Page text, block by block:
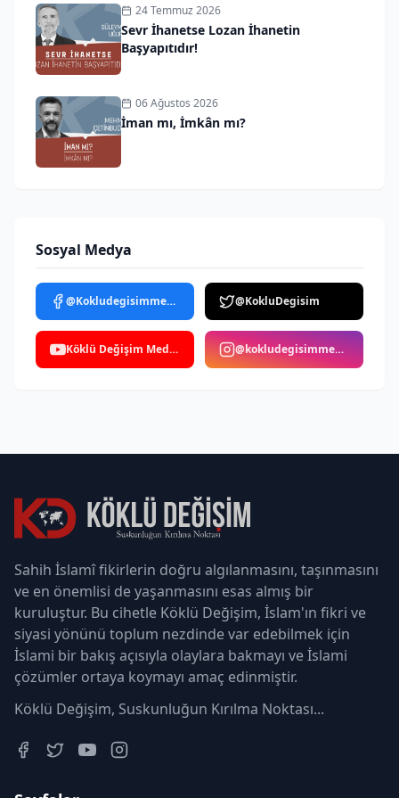
24 Temmuz 2026
Sevr İhanetse Lozan İhanetin
Başyapıtıdır!
06 Ağustos 2026
İman mı, İmkân mı?
Sosyal Medya
@Kokludegisimmedya @KokluDegisim
Köklü Değişim Medya @kokludegisimmedya
Sahih İslamî fikirlerin doğru algılanmasını, taşınmasını
ve en önemlisi de yaşanmasını esas almış bir
kuruluştur. Bu cihetle Köklü Değişim, İslam'ın fikri ve
siyasi yönünü toplum nezdinde var edebilmek için
İslami bir bakış açısıyla olaylara bakmayı ve İslami
çözümler ortaya koymayı amaç edinmiştir.
Köklü Değişim, Suskunluğun Kırılma Noktası...